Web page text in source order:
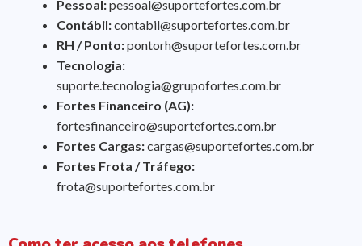
Pessoal:pessoal@suportefortes.com.br
Contábil:contabil@suportefortes.com.br
RH / Ponto:pontorh@suportefortes.com.br
Tecnologia:
suporte.tecnologia@grupofortes.com.br
Fortes Financeiro (AG):
fortesfinanceiro@suportefortes.com.br
Fortes Cargas:cargas@suportefortes.com.br
Fortes Frota / Tráfego:
frota@suportefortes.com.br